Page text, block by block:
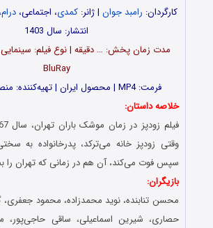
کارگردان: رامبد جوان | ژانر: کمدی، اجتماعی، درام،
انتشار: سال 1403
مدت‌‌ زمان پخش: … دقیقه | نوع فیلم:
BluRay
فرمت: MP4 | محصول ایران | تهیه‎‌کننده: منصور سهراب‌پور
خلاصه داستان:
وقتی زودپز خانه می‌ترکد، پدرخانواده به
سپس فوت می‌کند، آن هم در زمانی که تهران را
بازیگران:
محسن تنابنده، نوید محمدزاده، محمود جعفری،
حصاری، شیرین اسماعیلی، ساقی حاجی‌پور،